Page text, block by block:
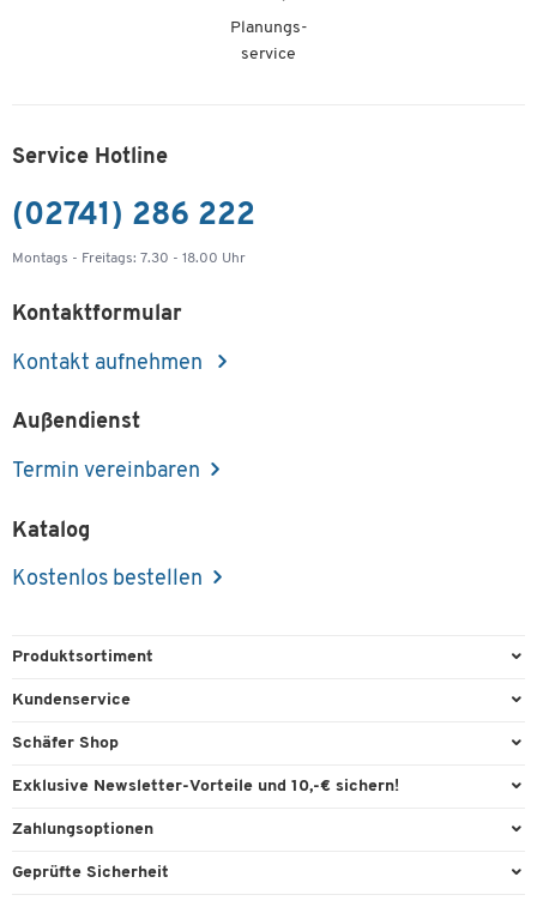
Planungs-
service
Service Hotline
(02741) 286 222
Montags - Freitags: 7.30 - 18.00 Uhr
Kontaktformular
Kontakt aufnehmen
Außendienst
Termin vereinbaren
Katalog
Kostenlos bestellen
Produktsortiment
Büroausstattung
Reinigung & Hygiene
Technik
Kundenservice
Direktbestellung
Kontaktformulare
Lieferinformationen
Schäfer Shop
Services & Leistungen
Workplace Solutions
Exklusive Newsletter-Vorteile und 10,-€ sichern!
Willkommensgutschein
Zahlungsoptionen
Paypal
Geprüfte Sicherheit